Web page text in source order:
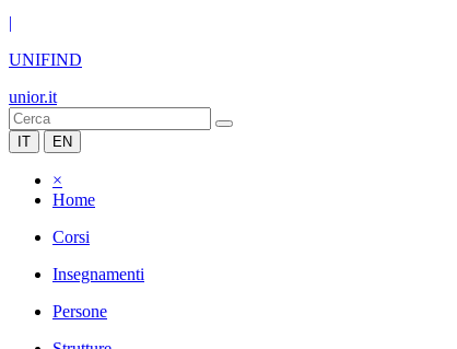
|
UNIFIND
unior.it
IT EN
×
Home
Corsi
Insegnamenti
Persone